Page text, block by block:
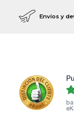
Envíos y